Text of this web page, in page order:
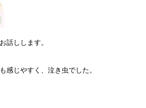
話しします。
感じやすく、泣き虫でした。